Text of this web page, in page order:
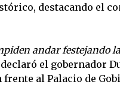
destacando el
andar festejando
el gobernador
al Palacio de